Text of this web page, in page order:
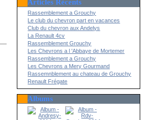
Articles Récents
Rassemblement a Grouchy
Le club du chevron part en vacances
Club du chevron aux Andelys
La Renault 4cv
Rassemblement Grouchy
Les Chevrons a l 'Abbaye de Mortemer
Rassemblement a Grouchy
Les Chevrons a Mery Gourmand
Rassemnblement au chateau de Grouchy
Renault Frégate
Albums